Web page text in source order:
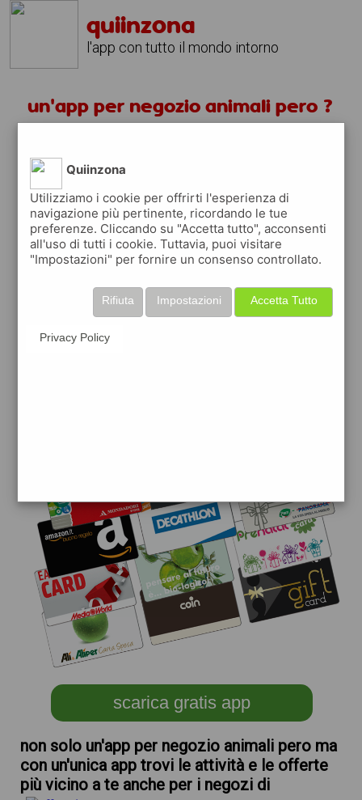
quiinzona
l'app con tutto il mondo intorno
un'app per negozio animali pero ?
quiinzona è una app
gratuita per trovare
negozi
ed approfittare dicoupon e buoni sconti
quiinzonati premiaogni volta che la usi
raccogli punti da convertire inbuoni sconto
o gift cardper fare la spesa, fare
scarica gratis app
non solo un'app per negozio animali pero ma
con un'unica app trovi le attività e le offerte
più vicino a te anche per i negozi di
Quiinzona
Utilizziamo i cookie per offrirti l'esperienza di
navigazione più pertinente, ricordando le tue
preferenze. Cliccando su "Accetta tutto", acconsenti
all'uso di tutti i cookie. Tuttavia, puoi visitare
"Impostazioni" per fornire un consenso controllato.
Accetta Tutto
Impostazioni
Rifiuta
Privacy Policy